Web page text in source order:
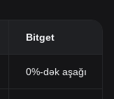
Bitget
0%-dək aşağı